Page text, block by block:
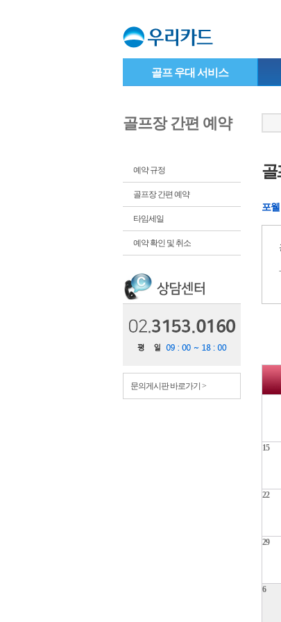
골프 우대 서비스
골프장 간편 예약
예약 규정
골프장 간편 예약
타임세일
예약 확인 및 취소
문의게시판 바로가기 >
골
포
15
22
29
6